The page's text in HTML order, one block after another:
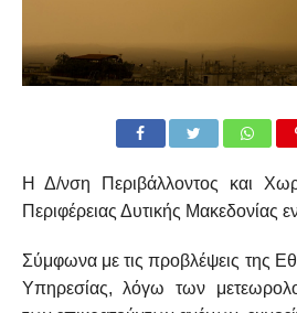
Η Δ/νση Περιβάλλοντος και
Περιφέρειας Δυτικής Μακεδονίας
Σύμφωνα με τις προβλέψεις της
Υπηρεσίας, λόγω των